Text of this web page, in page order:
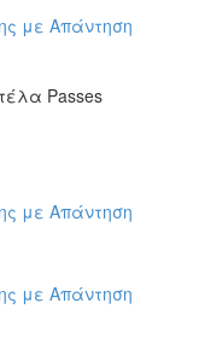
με Απάντηση
Passes
με Απάντηση
με Απάντηση